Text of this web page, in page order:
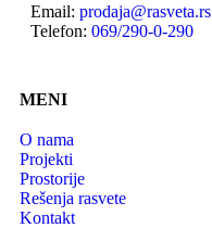
Email: prodaja@rasveta.rs
Telefon: 069/290-0-290
MENI
O nama
Projekti
Prostorije
Rešenja rasvete
Kontakt